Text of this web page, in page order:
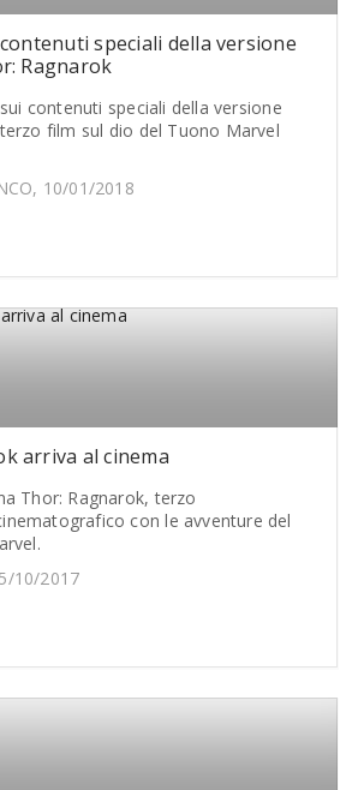
speciali della versione
Ragnarok
contenuti speciali della versione
film sul dio del Tuono Marvel
10/01/2018
arriva al cinema
Thor: Ragnarok, terzo
con le avventure del
10/2017